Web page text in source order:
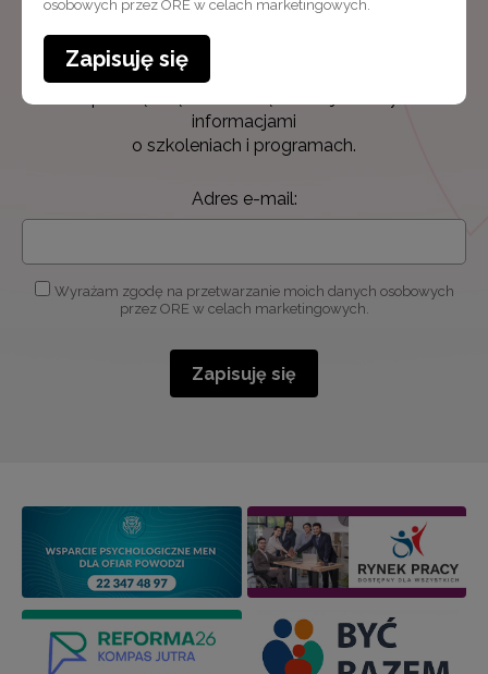
Newsletter ORE
informacjami
o szkoleniach i programach.
Adres e-mail:
Wyrażam zgodę na przetwarzanie moich danych osobowych
przez ORE w celach marketingowych.
Zapisuję się
osobowych przez ORE w celach marketingowych.
Zapisuję się